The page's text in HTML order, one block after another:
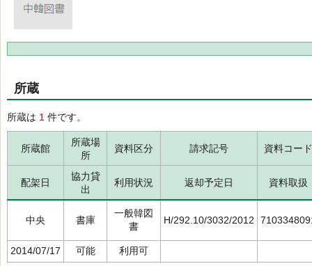
所蔵
所蔵は 1 件です。
所蔵館
所蔵場
所
資料区分 請求記号 資料コード
配架日
協力貸
出
利用状況 返却予定日 資料取扱
中央 書庫
一般韓図
書
H/292.10/3032/2012
2014/07/17 可能 利用可